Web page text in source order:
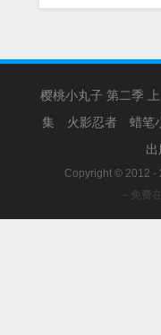
樱桃小丸子 第二季 上
集
火影忍者 蜡笔
Copyright © 2012 -
－免费